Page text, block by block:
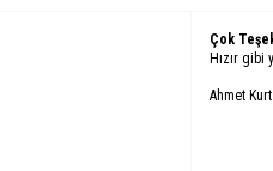
Çok
Hızır gibi
Ahmet Kurt